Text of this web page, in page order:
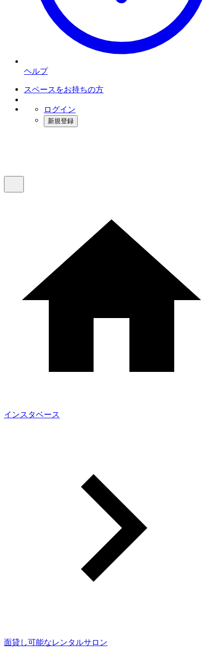
ヘルプ
スペースをお持ちの方
ログイン
新規登録
インスタベース
面貸し可能なレンタルサロン